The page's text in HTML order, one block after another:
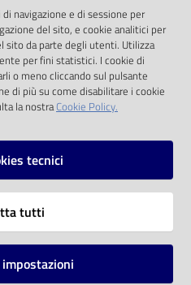
dalla direttiva
d.lgs. 36/2006
navigazione e di sessione per
del sito, e cookie analitici per
sito da parte degli utenti. Utilizza
per fini statistici. I cookie di
o meno cliccando sul pulsante
di più su come disabilitare i cookie
la nostraCookie Policy.
tecnici
tutti